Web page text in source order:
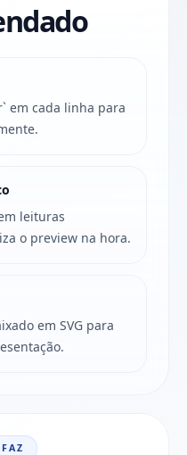
em cada linha para
leituras
o preview na hora.
em SVG para